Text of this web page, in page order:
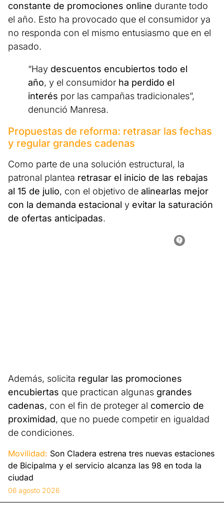
constante de promociones online durante todo
el año. Esto ha provocado que el consumidor ya
no responda con el mismo entusiasmo que en el
pasado.
“Hay descuentos encubiertos todo el
año, y el consumidor ha perdido el
interés por las campañas tradicionales”,
denunció Manresa.
Propuestas de reforma: retrasar las fechas
y regular grandes cadenas
Como parte de una solución estructural, la
patronal plantea retrasar el inicio de las rebajas
al 15 de julio, con el objetivo de alinearlas mejor
con la demanda estacional y evitar la saturación
de ofertas anticipadas.
Además, solicita regular las promociones
encubiertas que practican algunas grandes
cadenas, con el fin de proteger al comercio de
proximidad, que no puede competir en igualdad
de condiciones.
Movilidad: Son Cladera estrena tres nuevas estaciones
de Bicipalma y el servicio alcanza las 98 en toda la
ciudad
06 agosto 2026